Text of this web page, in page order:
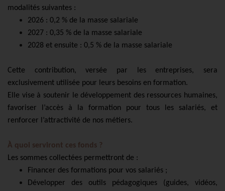
modalités suivantes :
2026 : 0,2 % de la masse salariale
2027 : 0,35 % de la masse salariale
2028 et ensuite : 0,5 % de la masse salariale
Cette contribution, versée par les entreprises, sera
exclusivement utilisée pour leurs besoins en formation.
Elle vise à soutenir le développement des ressources humaines,
favoriser l’accès à la formation pour tous les salariés, et
renforcer l’attractivité de nos métiers.
À quoi serviront ces fonds ?
Les sommes collectées permettront de :
Financer des formations pour vos salariés ;
Développer des outils pédagogiques (guides, vidéos,